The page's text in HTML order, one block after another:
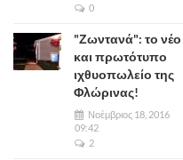
0
"Ζωντανά": το νέο
και πρωτότυπο
ιχθυοπωλείο της
Φλώρινας!
Νοέμβριος 18, 2016
09:42
2